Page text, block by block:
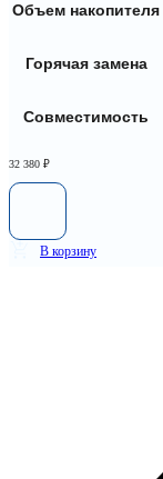
Объем накопителя
Горячая замена
Совместимость
32 380 ₽
В корзину